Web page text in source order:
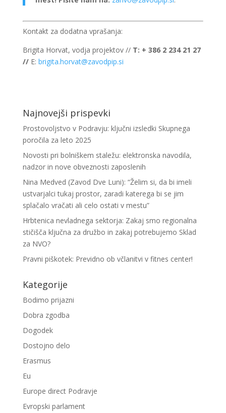
Kontakt za dodatna vprašanja:
Brigita Horvat, vodja projektov // T: + 386 2 234 21 27
// E: brigita.horvat@zavodpip.si
Najnovejši prispevki
Prostovoljstvo v Podravju: ključni izsledki Skupnega
poročila za leto 2025
Novosti pri bolniškem staležu: elektronska navodila,
nadzor in nove obveznosti zaposlenih
Nina Medved (Zavod Dve Luni): “Želim si, da bi imeli
ustvarjalci tukaj prostor, zaradi katerega bi se jim
splačalo vračati ali celo ostati v mestu”
Hrbtenica nevladnega sektorja: Zakaj smo regionalna
stičišča ključna za družbo in zakaj potrebujemo Sklad
za NVO?
Pravni piškotek: Previdno ob včlanitvi v fitnes center!
Kategorije
Bodimo prijazni
Dobra zgodba
Dogodek
Dostojno delo
Erasmus
Eu
Europe direct Podravje
Evropski parlament